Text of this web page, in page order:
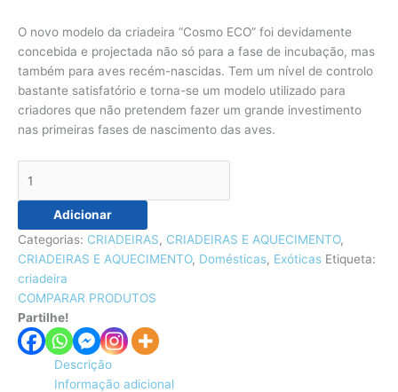
O novo modelo da criadeira “Cosmo ECO” foi devidamente
concebida e projectada não só para a fase de incubação, mas
também para aves recém-nascidas. Tem um nível de controlo
bastante satisfatório e torna-se um modelo utilizado para
criadores que não pretendem fazer um grande investimento
nas primeiras fases de nascimento das aves.
Adicionar
Categorias: CRIADEIRAS, CRIADEIRAS E AQUECIMENTO,
CRIADEIRAS E AQUECIMENTO, Domésticas, Exóticas Etiqueta:
criadeira
COMPARAR PRODUTOS
Partilhe!
Descrição
Informação adicional